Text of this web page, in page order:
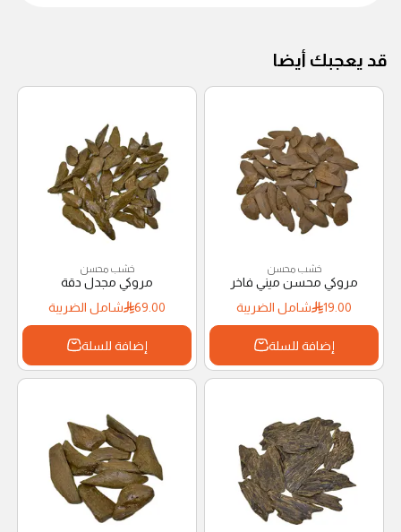
قد يعجبك أيضا
خشب محسن
مروكي محسن ميني فاخر
19.00
شامل الضريبة
إضافة للسلة
خشب محسن
مروكي مجدل دقة
69.00
شامل الضريبة
إضافة للسلة